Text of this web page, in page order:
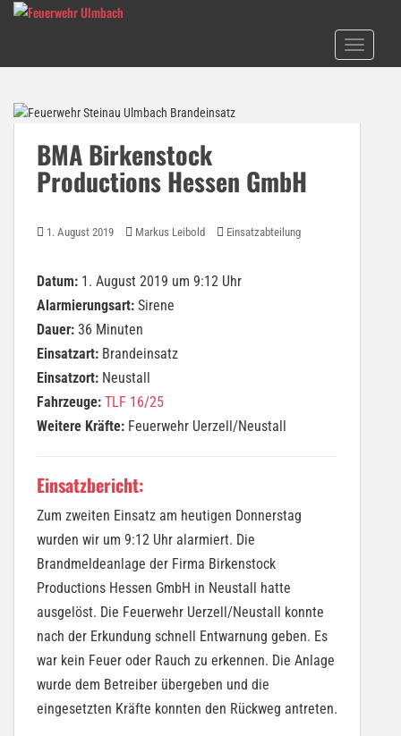
p
TOGGLE
BMA Birkenstock
Productions Hessen GmbH
1. August 2019 Markus Leibold Einsatzabteilung
Datum: 1. August 2019 um 9:12 Uhr
Alarmierungsart: Sirene
Dauer: 36 Minuten
Einsatzart: Brandeinsatz
Einsatzort: Neustall
Fahrzeuge: TLF 16/25
Weitere Kräfte: Feuerwehr Uerzell/Neustall
Einsatzbericht:
Zum zweiten Einsatz am heutigen Donnerstag
wurden wir um 9:12 Uhr alarmiert. Die
Brandmeldeanlage der Firma Birkenstock
Productions Hessen GmbH in Neustall hatte
ausgelöst. Die Feuerwehr Uerzell/Neustall konnte
nach der Erkundung schnell Entwarnung geben. Es
war kein Feuer oder Rauch zu erkennen. Die Anlage
wurde dem Betreiber übergeben und die
eingesetzten Kräfte konnten den Rückweg antreten.